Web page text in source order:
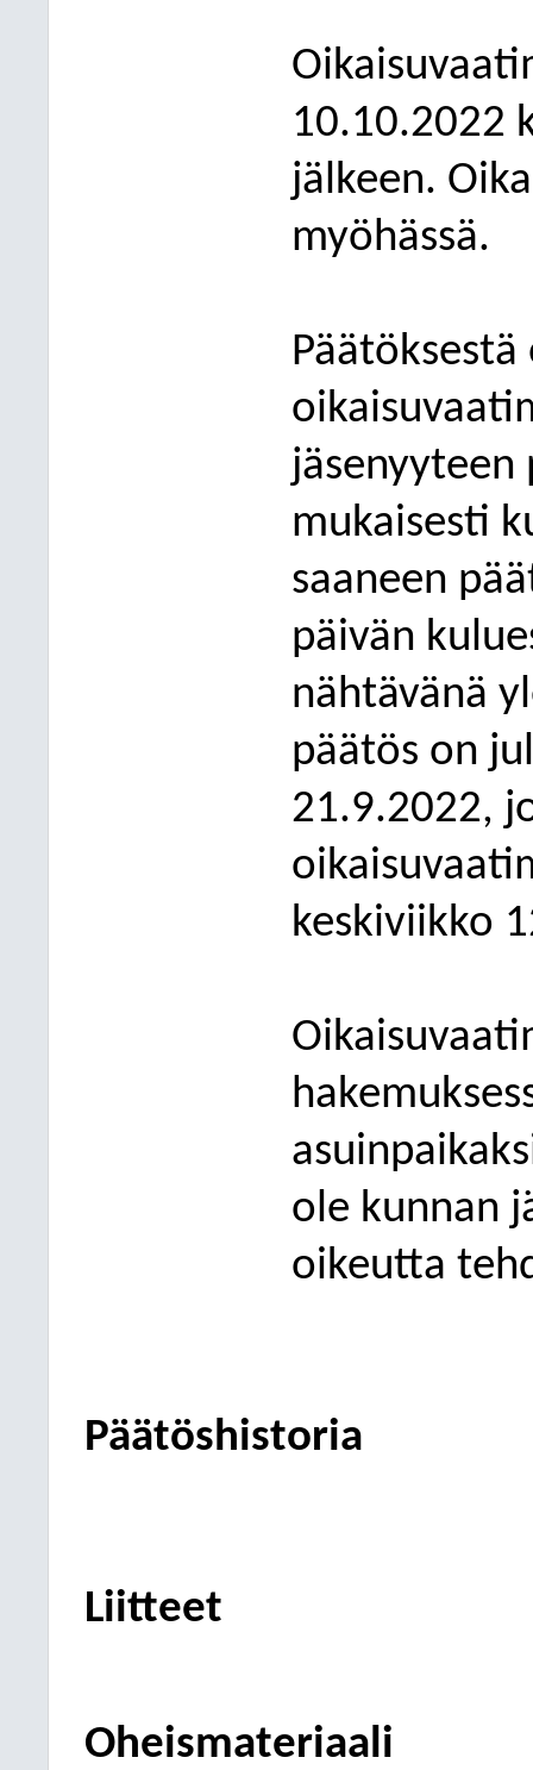
O
10.10.2022
jälkeen.
myöhässä.
jäsenyyteen
mukaisesti
saaneen
päivän
nähtävänä
päätös on
21.9.2022,
keskiviikko
ole kunnan
oikeutta
Päätöshistoria
Liitteet
Oheismateriaali